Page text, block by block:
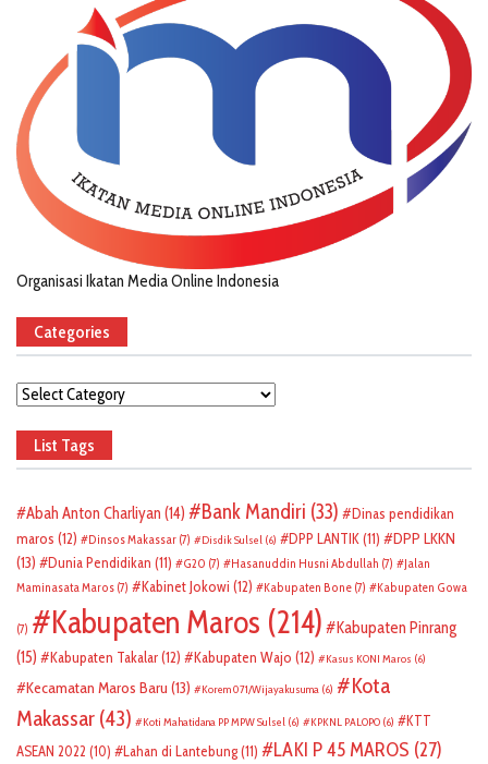
Organisasi Ikatan Media Online Indonesia
Categories
Categories
List Tags
Abah Anton Charliyan (14) Bank Mandiri (33)
Dinas pendidikan
maros (12) Dinsos Makassar (7) Disdik Sulsel (6) DPP LANTIK(11)
DPP LKKN
(13)
Dunia Pendidikan (11) G20 (7) Hasanuddin Husni Abdullah (7)
Jalan
Maminasata Maros (7) Kabinet Jokowi (12) Kabupaten Bone (7) Kabupaten Gowa
(7) Kabupaten Maros (214)
Kabupaten Pinrang
(15)
Kabupaten Takalar(12) Kabupaten Wajo (12) Kasus KONI Maros (6)
Kecamatan Maros Baru (13) Korem 071/Wijayakusuma (6)
Kota
Makassar (43) Koti Mahatidana PP MPW Sulsel (6) KPKNL PALOPO (6)
KTT
ASEAN 2022 (10) Lahan di Lantebung(11) LAKI P 45 MAROS (27)